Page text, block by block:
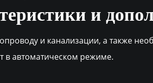
и
и канализации, а также
в автоматическом режиме.